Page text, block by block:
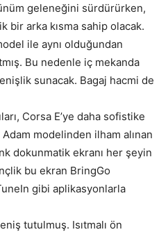
geleneğini sürdürürken,
bir arka kısma sahip olacak.
ile aynı olduğundan
Bu nedenle iç mekanda
sunacak. Bagaj hacmi de
Corsa E’ye daha sofistike
modelinden ilham alınan
dokunmatik ekranı her şeyin
bu ekran BringGo
gibi aplikasyonlarla
tutulmuş. Isıtmalı ön